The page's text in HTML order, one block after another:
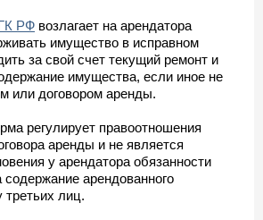
РФ возлагает на арендатора
имущество в исправном
за свой счет текущий ремонт и
имущества, если иное не
или договором аренды.
регулирует правоотношения
аренды и не является
у арендатора обязанности
арендованного
третьих лиц.